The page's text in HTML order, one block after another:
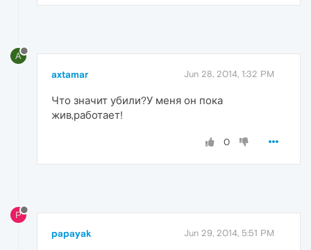
A
axtamar Jun 28, 2014, 1:32 PM
Что значит убили?У меня он пока
жив,работает!
0
P
papayak Jun 29, 2014, 5:51 PM